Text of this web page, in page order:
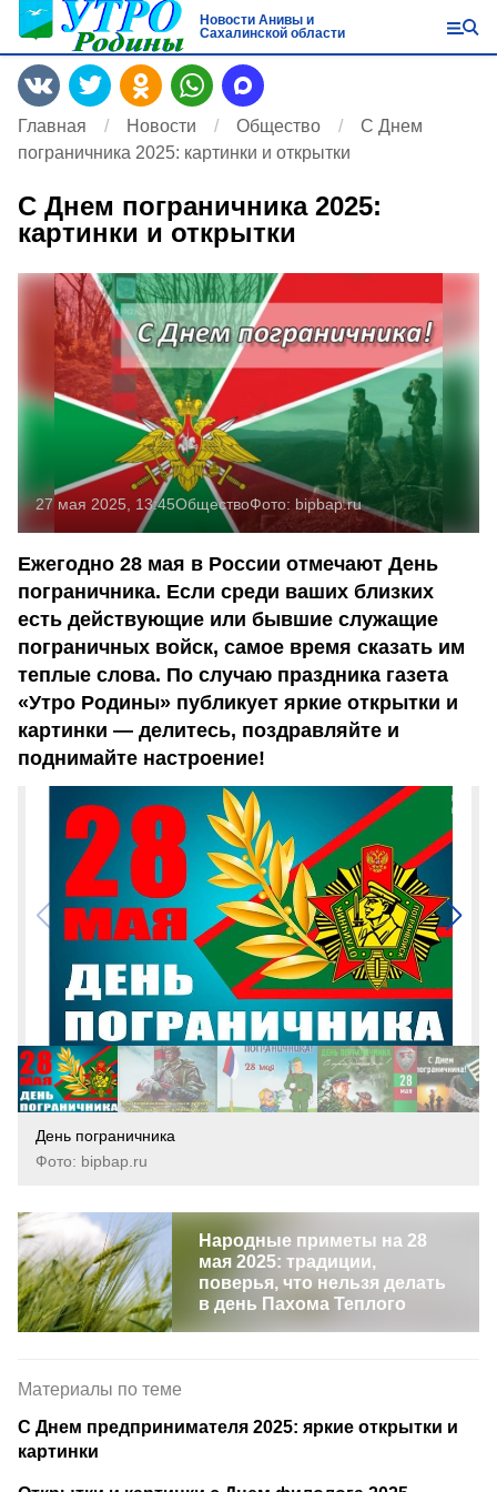
Новости Анивы и
Сахалинской области
Главная Новости Общество
С Днем
пограничника 2025: картинки и открытки
С Днем пограничника 2025:
картинки и открытки
27 мая 2025, 13:45ОбществоФото: bipbap.ru
Ежегодно 28 мая в России отмечают День
пограничника. Если среди ваших близких
есть действующие или бывшие служащие
пограничных войск, самое время сказать им
теплые слова. По случаю праздника газета
«Утро Родины» публикует яркие открытки и
картинки — делитесь, поздравляйте и
поднимайте настроение!
День пограничника
Фото: bipbap.ru
Народные приметы на 28
мая 2025: традиции,
поверья, что нельзя делать
в день Пахома Теплого
Материалы по теме
С Днем предпринимателя 2025: яркие открытки и
картинки